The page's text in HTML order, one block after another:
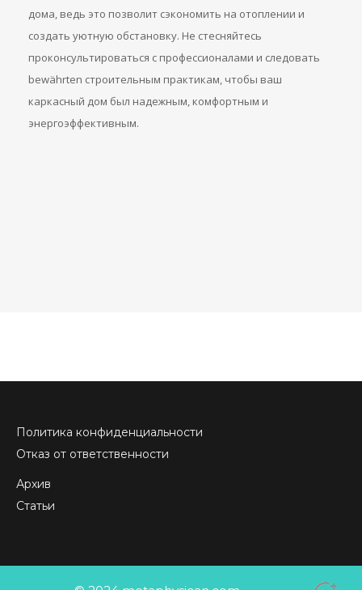
дома, ведь это позволит сэкономить на отоплении и
создать уютную обстановку. Не стесняйтесь
проконсультироваться с профессионалами и следовать
bewährten строительным практикам, чтобы ваш
каркасный дом был надежным, комфортным и
энергоэффективным.
Политика конфиденциальности
Отказ от ответственности
Архив
Статьи